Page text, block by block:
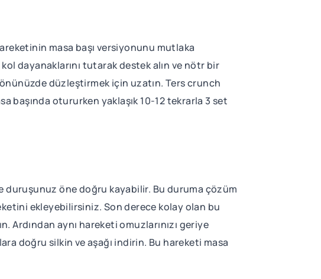
masa başı versiyonunu mutlaka
dayanaklarını tutarak destek alın ve nötr bir
düzleştirmek için uzatın. Ters crunch
başında otururken yaklaşık 10-12 tekrarla 3 set
duruşunuz öne doğru kayabilir. Bu duruma çözüm
ekleyebilirsiniz. Son derece kolay olan bu
aynı hareketi omuzlarınızı geriye
doğru silkin ve aşağı indirin. Bu hareketi masa